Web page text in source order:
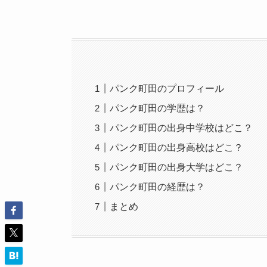
パンク町田のプロフィール
パンク町田の学歴は？
パンク町田の出身中学校はどこ？
パンク町田の出身高校はどこ？
パンク町田の出身大学はどこ？
パンク町田の経歴は？
まとめ